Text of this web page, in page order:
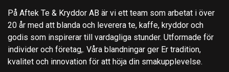
På Aftek Te & Kryddor AB är vi ett team som arbetat i över
20 år med att blanda och leverera te, kaffe, kryddor och
godis som inspirerar till vardagliga stunder. Utformade för
individer och företag,. Våra blandningar ger Er tradition,
kvalitet och innovation för att höja din smakupplevelse.